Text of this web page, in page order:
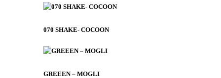
070 SHAKE- COCOON
GREEEN – MOGLI